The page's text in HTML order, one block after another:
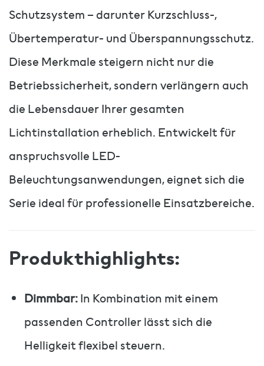
Schutzsystem – darunter Kurzschluss-,
Übertemperatur- und Überspannungsschutz.
Diese Merkmale steigern nicht nur die
Betriebssicherheit, sondern verlängern auch
die Lebensdauer Ihrer gesamten
Lichtinstallation erheblich. Entwickelt für
anspruchsvolle LED-
Beleuchtungsanwendungen, eignet sich die
Serie ideal für professionelle Einsatzbereiche.
Produkthighlights:
Dimmbar:In Kombination mit einem
passenden Controller lässt sich die
Helligkeit flexibel steuern.